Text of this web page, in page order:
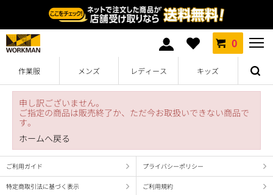
0
作業服 メンズ レディース キッズ
申し訳ございません。
ご指定の商品は販売終了か、ただ今お取扱いできない商品で
す。
ホームへ戻る
ご利用ガイド プライバシーポリシー
特定商取引法に基づく表示 ご利用規約